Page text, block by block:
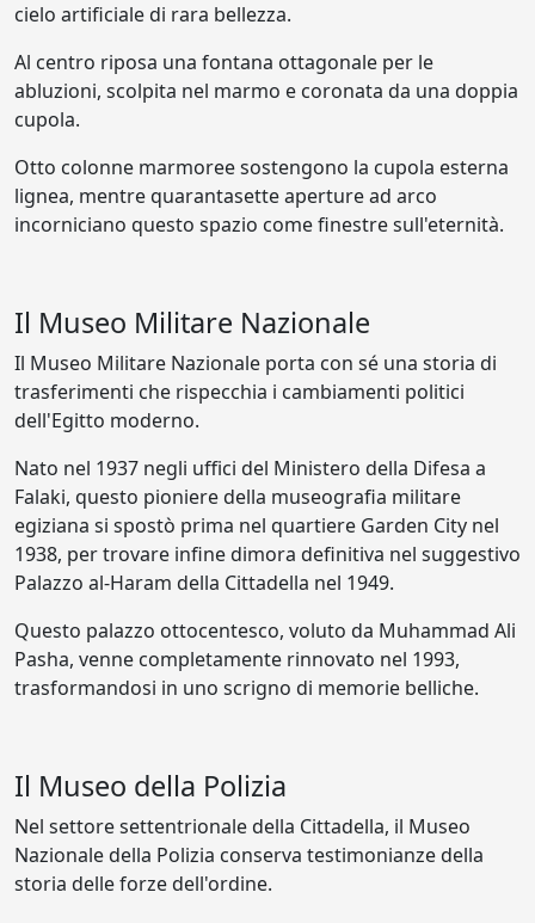
cielo artificiale di rara bellezza.
Al centro riposa una fontana ottagonale per le
abluzioni, scolpita nel marmo e coronata da una doppia
cupola.
Otto colonne marmoree sostengono la cupola esterna
lignea, mentre quarantasette aperture ad arco
incorniciano questo spazio come finestre sull'eternità.
Il Museo Militare Nazionale
Il Museo Militare Nazionale porta con sé una storia di
trasferimenti che rispecchia i cambiamenti politici
dell'Egitto moderno.
Nato nel 1937 negli uffici del Ministero della Difesa a
Falaki, questo pioniere della museografia militare
egiziana si spostò prima nel quartiere Garden City nel
1938, per trovare infine dimora definitiva nel suggestivo
Palazzo al-Haram della Cittadella nel 1949.
Questo palazzo ottocentesco, voluto da Muhammad Ali
Pasha, venne completamente rinnovato nel 1993,
trasformandosi in uno scrigno di memorie belliche.
Il Museo della Polizia
Nel settore settentrionale della Cittadella, il Museo
Nazionale della Polizia conserva testimonianze della
storia delle forze dell'ordine.